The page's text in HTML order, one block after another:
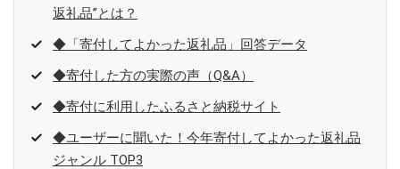
返礼品”とは？
◆「寄付してよかった返礼品」回答データ
◆寄付した方の実際の声（Q&A）
◆寄付に利用したふるさと納税サイト
◆ユーザーに聞いた！今年寄付してよかった返礼品
ジャンル TOP3